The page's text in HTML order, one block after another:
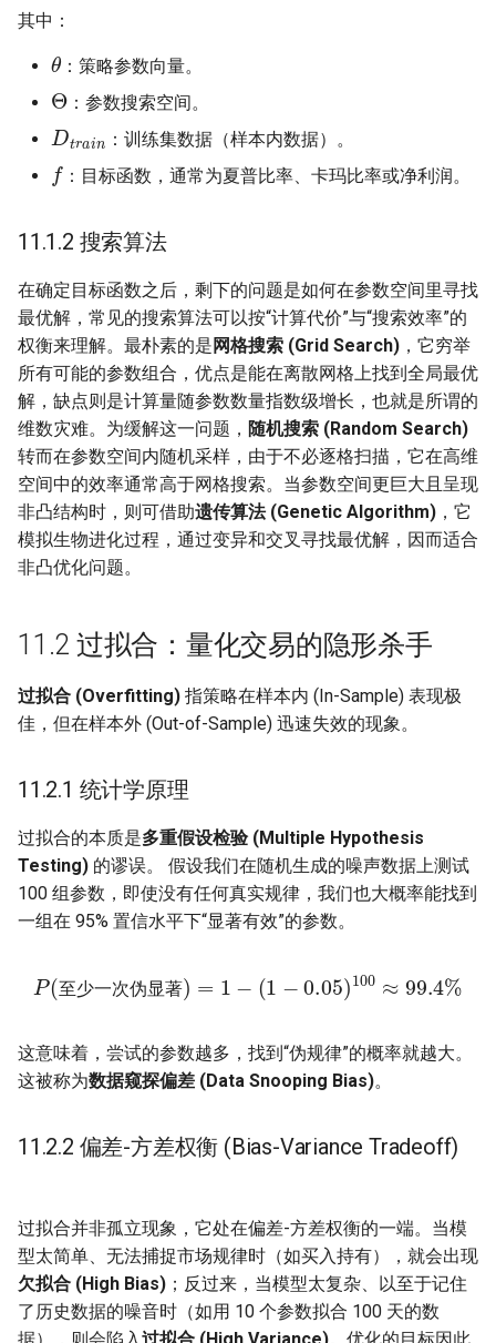
11.5.2 CPCV 原理
11.6 调整后的夏普比率
(Deflated Sharpe Ratio, DSR)
11.7 高级优化算法
Algorithm, GA)
11.7.2 贝叶斯优化
(Bayesian Optimization)
11.8 目标函数的选择
11.9 聚类分析 (Cluster
Analysis)
11.10 回测长度与显著性
(Minimum Backtest Length)
必须掌握
理解即可
实践提醒
主线推进
课后练习
基础题
常见错误与排查
其中：
θ
：策略参数向量。
Θ
：参数搜索空间。
D a in
：训练集数据（样本内数据）。
f
：目标函数，通常为夏普比率、卡玛比率或净利润。
11.1.2 搜索算法
在确定目标函数之后，剩下的问题是如何在参数空间里寻找
最优解，常见的搜索算法可以按“计算代价”与“搜索效率”的
权衡来理解。最朴素的是 网格搜索 (Grid Search) ，它穷举
所有可能的参数组合，优点是能在离散网格上找到全局最优
解，缺点则是计算量随参数数量指数级增长，也就是所谓的
维数灾难。为缓解这一问题， 随机搜索 (Random Search)
转而在参数空间内随机采样，由于不必逐格扫描，它在高维
空间中的效率通常高于网格搜索。当参数空间更巨大且呈现
非凸结构时，则可借助遗传算法 (Genetic Algorithm) ，它
模拟生物进化过程，通过变异和交叉寻找最优解，因而适合
非凸优化问题。
11.2 过拟合：量化交易的隐形杀手
过拟合 (Overfitting) 指策略在样本内 (In-Sample) 表现极
佳，但在样本外 (Out-of-Sample) 迅速失效的现象。
11.2.1 统计学原理
过拟合的本质是多重假设检验 (Multiple Hypothesis
Testing) 的谬误。 假设我们在随机生成的噪声数据上测试
100 组参数，即使没有任何真实规律，我们也大概率能找到
一组在 95% 置信水平下“显著有效”的参数。
少 次 伪 显 著
至
著
P(
至少一次伪显著)=1−(1 0.05) 100 ≈99.4%
这意味着，尝试的参数越多，找到“伪规律”的概率就越大。
这被称为数据窥探偏差 (Data Snooping Bias)。
11.2.2 偏差-方差权衡 (Bias-Variance Tradeoff)
过拟合并非孤立现象，它处在偏差-方差权衡的一端。当模
型太简单、无法捕捉市场规律时（如买入持有），就会出现
欠拟合 (High Bias) ；反过来，当模型太复杂、以至于记住
了历史数据的噪音时（如用 10 个参数拟合 100 天的数